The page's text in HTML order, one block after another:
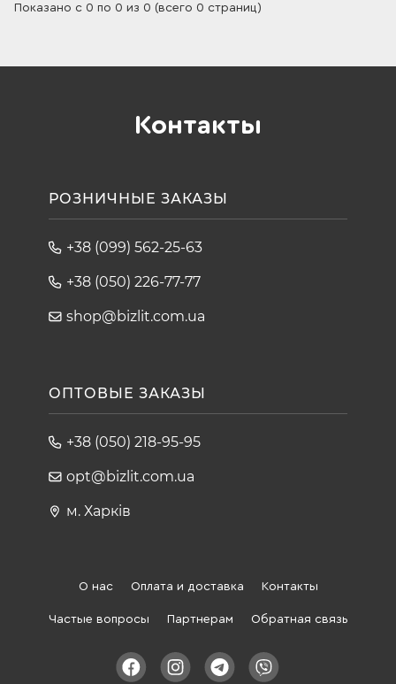
Показано с 0 по 0 из 0 (всего 0 страниц)
Контакты
РОЗНИЧНЫЕ ЗАКАЗЫ
+38 (099) 562-25-63
+38 (050) 226-77-77
shop@bizlit.com.ua
ОПТОВЫЕ ЗАКАЗЫ
+38 (050) 218-95-95
opt@bizlit.com.ua
м. Харків
О нас Оплата и доставка Контакты
Частые вопросы Партнерам Обратная связь